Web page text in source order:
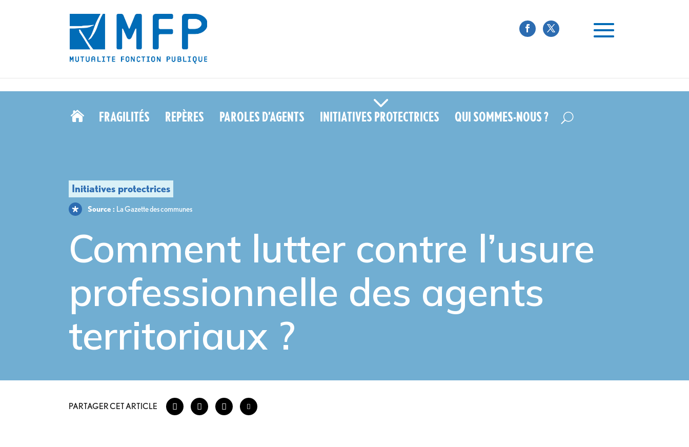
 FRAGILITÉS REPÈRES PAROLES D’AGENTS INITIATIVES PROTECTRICES QUI SOMMES-NOUS ?
Source : La Gazette des communes
Comment lutter contre l’usure
professionnelle des agents
territoriaux ?
PARTAGER CET ARTICLE